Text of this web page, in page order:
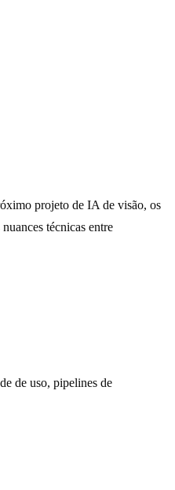
projeto de IA de visão, os
técnicas entre
de uso, pipelines de